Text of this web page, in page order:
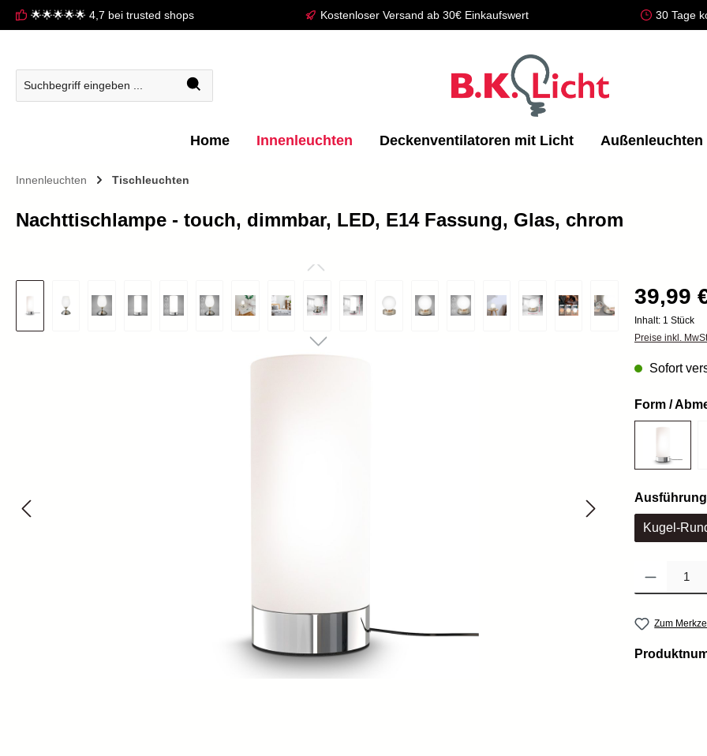
Zur Hauptnavigation springen
🌟🌟🌟🌟🌟 4,7 bei trusted shops Kostenloser Versand ab 30€ Einkaufswert 30 Tage
Home Innenleuchten Deckenventilatoren mit Licht Außenleuchten
Innenleuchten Tischleuchten
Nachttischlampe - touch, dimmbar, LED, E14 Fassung, Glas, chrom
39,99
Inhalt: 1 Stück
Preise inkl.
Sofort
Form /
Ausführung
Kugel-
Zum